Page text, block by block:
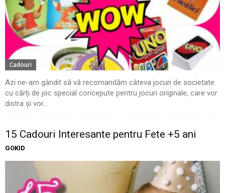
Cadouri
Azi ne-am gândit să vă recomandăm câteva jocuri de societate
cu cărți de joc special concepute pentru jocuri originale, care vor
distra și vor...
15 Cadouri Interesante pentru Fete +5 ani
GOKID